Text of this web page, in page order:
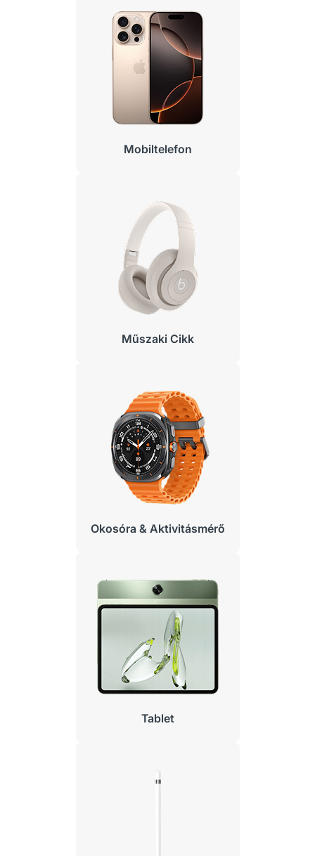
Mobiltelefon
Műszaki Cikk
Okosóra & Aktivitásmérő
Tablet